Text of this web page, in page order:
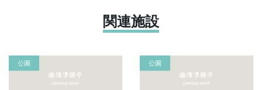
関連施設
公園 公園